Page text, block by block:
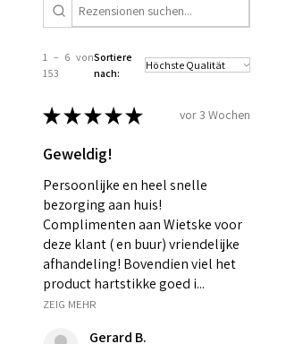
1 – 6 von
153
Sortiere
nach:
★★★★★ vor 3 Wochen
Geweldig!
Persoonlijke en heel snelle
bezorging aan huis!
Complimenten aan Wietske voor
deze klant ( en buur) vriendelijke
afhandeling! Bovendien viel het
product hartstikke goed i...
ZEIG MEHR
Gerard B.